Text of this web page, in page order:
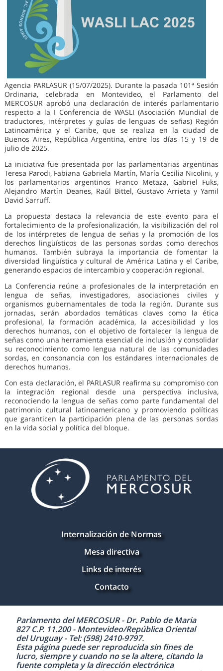
Agencia PARLASUR (15/07/2025). Durante la pasada 101ª Sesión
Ordinaria, celebrada en Montevideo, el Parlamento del
MERCOSUR aprobó una declaración de interés parlamentario
respecto a la I Conferencia de WASLI (Asociación Mundial de
traductores, intérpretes y guías de lenguas de señas) Región
Latinoamérica y el Caribe, que se realiza en la ciudad de
Buenos Aires, República Argentina, entre los días 15 y 19 de
julio de 2025.
La iniciativa fue presentada por las parlamentarias argentinas
Teresa Parodi, Fabiana Gabriela Martín, María Cecilia Nicolini, y
los parlamentarios argentinos Franco Metaza, Gabriel Fuks,
Alejandro Martín Deanes, Raúl Bittel, Gustavo Arrieta y Yamil
David Sarruff.
La propuesta destaca la relevancia de este evento para el
fortalecimiento de la profesionalización, la visibilización del rol
de los intérpretes de lengua de señas y la promoción de los
derechos lingüísticos de las personas sordas como derechos
humanos. También subraya la importancia de fomentar la
diversidad lingüística y cultural de América Latina y el Caribe,
generando espacios de intercambio y cooperación regional.
La Conferencia reúne a profesionales de la interpretación en
lengua de señas, investigadores, asociaciones civiles y
organismos gubernamentales de toda la región. Durante sus
jornadas, serán abordados temáticas claves como la ética
profesional, la formación académica, la accesibilidad y los
derechos humanos, con el objetivo de fortalecer la lengua de
señas como una herramienta esencial de inclusión y consolidar
su reconocimiento como lengua natural de las comunidades
sordas, en consonancia con los estándares internacionales de
derechos humanos.
Con esta declaración, el PARLASUR reafirma su compromiso con
la integración regional desde una perspectiva inclusiva,
reconociendo la lengua de señas como parte fundamental del
patrimonio cultural latinoamericano y promoviendo políticas
que garanticen la participación plena de las personas sordas
en la vida social y política del bloque.
Internalización de Normas
Mesa directiva
Links de interés
Contacto
Parlamento del MERCOSUR - Dr. Pablo de Maria
827 C.P. 11.200 - Montevideo/República Oriental
del Uruguay - Tel: (598) 2410-9797.
Esta página puede ser reproducida sin fines de
lucro, siempre y cuando no se la altere, citando la
fuente completa y la dirección electrónica